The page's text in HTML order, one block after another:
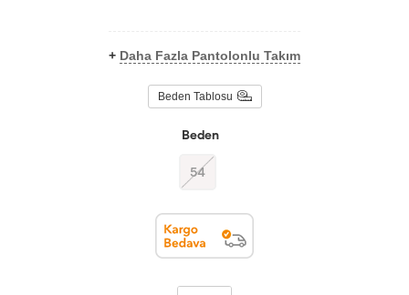
+ Daha Fazla Pantolonlu Takım
Beden Tablosu
Beden
54